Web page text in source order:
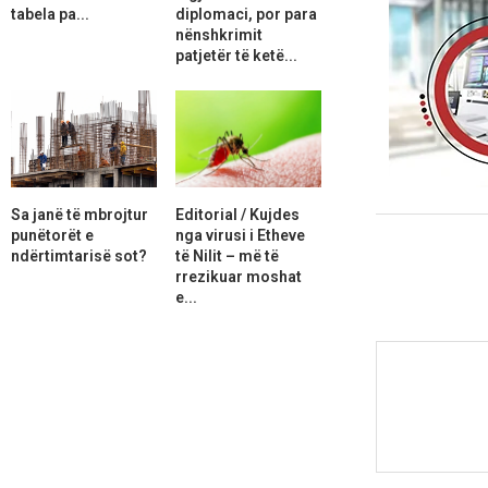
tabela pa...
diplomaci, por para
nënshkrimit
patjetër të ketë...
Sa janë të mbrojtur
punëtorët e
ndërtimtarisë sot?
Editorial / Kujdes
nga virusi i Etheve
të Nilit – më të
rrezikuar moshat
e...